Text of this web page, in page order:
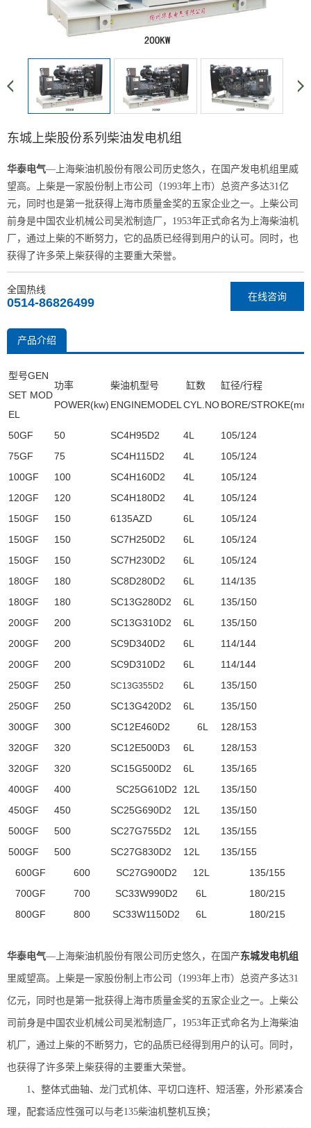
东城上柴股份系列柴油发电机组
华泰电气—上海柴油机股份有限公司历史悠久，在国产发电机组里威
望高。上柴是一家股份制上市公司（1993年上市）总资产多达31亿
元，同时也是第一批获得上海市质量金奖的五家企业之一。上柴公司
前身是中国农业机械公司吴淞制造厂，1953年正式命名为上海柴油机
厂，通过上柴的不断努力，它的品质已经得到用户的认可。同时，也
获得了许多荣上柴获得的主要重大荣誉。
全国热线
0514-86826499 在线咨询
产品介绍
型号GEN
SET MOD
EL
功率
POWER(kw)
柴油机型号
ENGINEMODEL
缸数
CYL.NO
缸径/行程
BORE/
50GF 50 SC4H95D2 4L
105/124
75GF
75 SC4H115D2 4L
105/124
100GF
100 SC4H160D2 4L
105/124
120GF
120 SC4H180D2 4L
105/124
150GF
150 6135AZD 6L
105/124
150GF
150 SC7H250D2 6L
105/124
150GF
150 SC7H230D2 6L
105/124
180GF
180 SC8D280D2 6L
114/135
180GF
180 SC13G280D2 6L
135/150
200GF
200 SC13G310D2 6L
135/150
200GF
200 SC9D340D2 6L
114/144
200GF
200 SC9D310D2 6L
114/144
250GF
250 SC13G355D2 6L
135/150
250GF
250 SC13G420D2 6L
135/150
300GF
300 SC12E460D2 6L
128/153
320GF
320 SC12E500D3 6L
128/153
320GF
320 SC15G500D2 6L
135/165
400GF
400 SC25G610D2 12L
135/150
450GF
450 SC25G690D2 12L
135/150
500GF
500 SC27G755D2 12L
135/155
500GF
500 SC27G830D2 12L
135/155
600GF
600 SC27G900D2 12L
135/155
700GF
700 SC33W990D2 6L
180/215
800GF
800 SC33W1150D2 6L 180/215
华泰电气—上海柴油机股份有限公司历史悠久，在国产东城发电机组
里威望高。上柴是一家股份制上市公司（1993年上市）总资产多达31
亿元，同时也是第一批获得上海市质量金奖的五家企业之一。上柴公
司前身是中国农业机械公司吴淞制造厂，1953年正式命名为上海柴油
机厂，通过上柴的不断努力，它的品质已经得到用户的认可。同时，
也获得了许多荣上柴获得的主要重大荣誉。
1、整体式曲轴、龙门式机体、平切口连杆、短活塞，外形紧凑合
理，配套适应性强可以与老135柴油机整机互换；